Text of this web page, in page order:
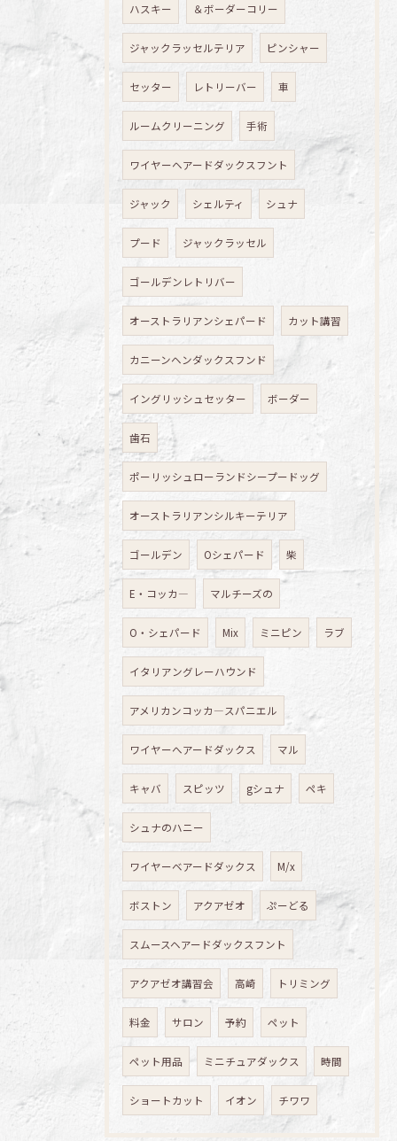
ハスキー ＆ボーダーコリー
ジャックラッセルテリア ピンシャー
セッター レトリーバー 車
ルームクリーニング 手術
ワイヤーヘアードダックスフント
ジャック シェルティ シュナ
プード ジャックラッセル
ゴールデンレトリバー
オーストラリアンシェパード カット講習
カニーンヘンダックスフンド
イングリッシュセッター ボーダー
歯石
ポーリッシュローランドシープードッグ
オーストラリアンシルキーテリア
ゴールデン Oシェパード 柴
E・コッカ― マルチーズの
O・シェパード Mix ミニピン ラブ
イタリアングレーハウンド
アメリカンコッカ―スパニエル
ワイヤーへアードダックス マル
キャバ スピッツ gシュナ ペキ
シュナのハニー
ワイヤーベアードダックス M/x
ボストン アクアゼオ ぷーどる
スムースヘアードダックスフント
アクアゼオ講習会 高崎 トリミング
料金 サロン 予約 ペット
ペット用品 ミニチュアダックス 時間
ショートカット イオン チワワ